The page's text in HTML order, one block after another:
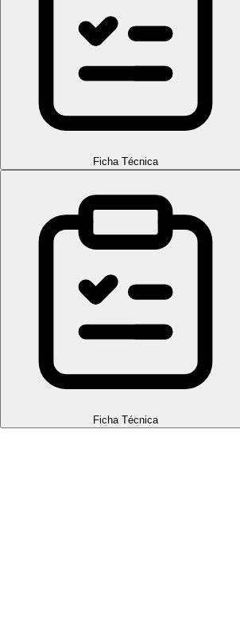
Ficha Técnica
Ficha Técnica